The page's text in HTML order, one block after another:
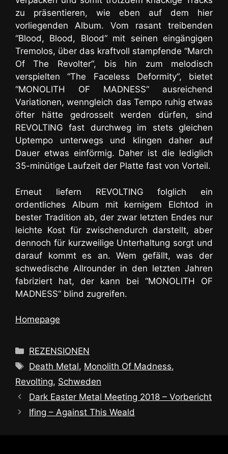
zu präsentieren, wie eben auf dem hier
vorliegenden Album. Vom rasant treibenden
“Blood, Blood, Blood“ mit seinen eingängigen
Tremolos, über das kraftvoll stampfende “March
Of The Revolter“, bis hin zum melodisch
verspielten “The Faceless Deformity“, bietet
“MONOLITH OF MADNESS“ ausreichend
Variationen, wenngleich das Tempo ruhig etwas
öfter hätte gedrosselt werden dürfen, sind
REVOLTING fast durchweg im stets gleichen
Uptempo unterwegs und klingen daher auf
Dauer etwas einförmig. Daher ist die lediglich
35-minütige Laufzeit der Platte fast von Vorteil.
Erneut liefern REVOLTING folglich ein
ordentliches Album mit kernigem Elchtod in
bester Tradition ab, der zwar letzten Endes nur
leichte Kost für zwischendurch darstellt, aber
dennoch für kurzweilige Unterhaltung sorgt und
darauf kommt es an. Wem gefällt, was der
schwedische Allrounder in den letzten Jahren
fabriziert hat, der kann bei “MONOLITH OF
MADNESS“ blind zugreifen.
Homepage
Kategorien
REZENSIONEN
Schlagwörter
Death Metal, Monolith Of Madness,
Revolting, Schweden
Dark Easter Metal Meeting 2018 – Vorbericht
Ifing – Against This Weald